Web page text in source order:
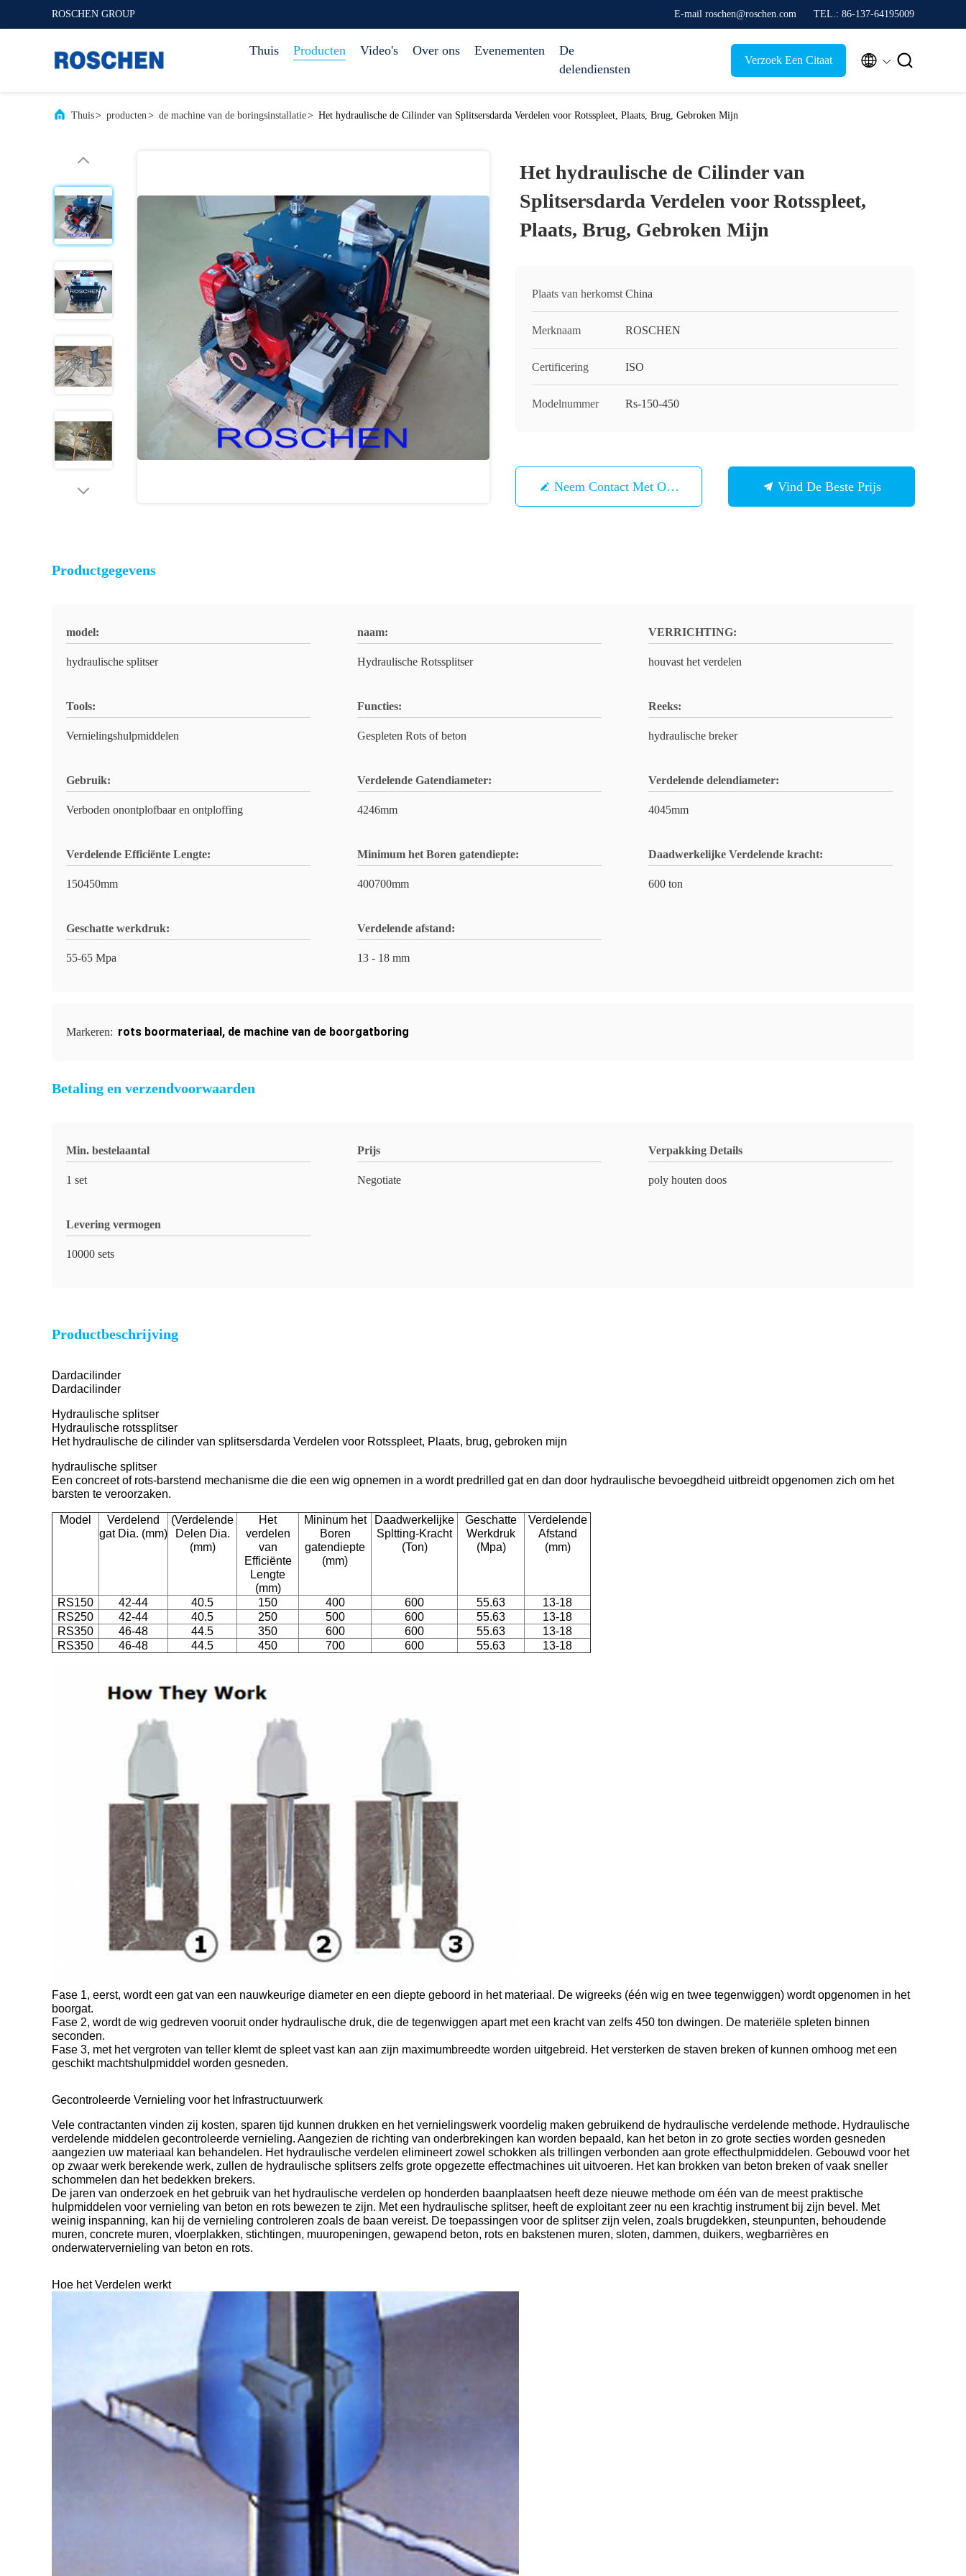
ROSCHEN GROUP E-mail roschen@roschen.com TEL.: 86-137-64195009
Thuis Producten Video's Over ons Evenementen
De
delendiensten
Verzoek Een Citaat  
Thuis> producten> de machine van de boringsinstallatie> Het hydraulische de Cilinder van Splitsersdarda Verdelen voor Rotsspleet, Plaats, Brug, Gebroken Mijn
Het hydraulische de Cilinder van
Splitsersdarda Verdelen voor Rotsspleet,
Plaats, Brug, Gebroken Mijn
Plaats van herkomst China
Merknaam ROSCHEN
Certificering ISO
Modelnummer Rs-150-450
Neem Contact Met Ons Op Vind De Beste Prijs
Productgegevens
model:
hydraulische splitser
naam:
Hydraulische Rotssplitser
VERRICHTING:
houvast het verdelen
Tools:
Vernielingshulpmiddelen
Functies:
Gespleten Rots of beton
Reeks:
hydraulische breker
Gebruik:
Verboden onontplofbaar en ontploffing
Verdelende Gatendiameter:
4246mm
Verdelende delendiameter:
4045mm
Verdelende Efficiënte Lengte:
150450mm
Minimum het Boren gatendiepte:
400700mm
Daadwerkelijke Verdelende kracht:
600 ton
Geschatte werkdruk:
55-65 Mpa
Verdelende afstand:
13 - 18 mm
Markeren: rots boormateriaal, de machine van de boorgatboring
Betaling en verzendvoorwaarden
Min. bestelaantal
1 set
Prijs
Negotiate
Verpakking Details
poly houten doos
Levering vermogen
10000 sets
Productbeschrijving
Dardacilinder
Dardacilinder
Hydraulische splitser
Hydraulische rotssplitser
Het hydraulische de cilinder van splitsersdarda Verdelen voor Rotsspleet, Plaats, brug, gebroken mijn
hydraulische splitser
Een concreet of rots-barstend mechanisme die die een wig opnemen in a wordt predrilled gat en dan door hydraulische bevoegdheid uitbreidt opgenomen zich om het
barsten te veroorzaken.
Model
Verdelend
gat Dia. (mm)
(Verdelende
Delen Dia.
(mm)
Het
verdelen
van
Efficiënte
Lengte
(mm)
Mininum het
Boren
gatendiepte
(mm)
Daadwerkelijke
Spltting-Kracht
(Ton)
Geschatte
Werkdruk
(Mpa)
Verdelende
Afstand
(mm)
RS150 42-44 40.5 150 400 600 55.63
13-18
RS250
42-44 40.5 250 500 600 55.63
13-18
RS350
46-48 44.5 350 600 600 55.63
13-18
RS350
46-48 44.5 450 700 600 55.63 13-18
Fase 1, eerst, wordt een gat van een nauwkeurige diameter en een diepte geboord in het materiaal. De wigreeks (één wig en twee tegenwiggen) wordt opgenomen in het
boorgat.
Fase 2, wordt de wig gedreven vooruit onder hydraulische druk, die de tegenwiggen apart met een kracht van zelfs 450 ton dwingen. De materiële spleten binnen
seconden.
Fase 3, met het vergroten van teller klemt de spleet vast kan aan zijn maximumbreedte worden uitgebreid. Het versterken de staven breken of kunnen omhoog met een
geschikt machtshulpmiddel worden gesneden.
Gecontroleerde Vernieling voor het Infrastructuurwerk
Vele contractanten vinden zij kosten, sparen tijd kunnen drukken en het vernielingswerk voordelig maken gebruikend de hydraulische verdelende methode. Hydraulische
verdelende middelen gecontroleerde vernieling. Aangezien de richting van onderbrekingen kan worden bepaald, kan het beton in zo grote secties worden gesneden
aangezien uw materiaal kan behandelen. Het hydraulische verdelen elimineert zowel schokken als trillingen verbonden aan grote effecthulpmiddelen. Gebouwd voor het
op zwaar werk berekende werk, zullen de hydraulische splitsers zelfs grote opgezette effectmachines uit uitvoeren. Het kan brokken van beton breken of vaak sneller
schommelen dan het bedekken brekers.
De jaren van onderzoek en het gebruik van het hydraulische verdelen op honderden baanplaatsen heeft deze nieuwe methode om één van de meest praktische
hulpmiddelen voor vernieling van beton en rots bewezen te zijn. Met een hydraulische splitser, heeft de exploitant zeer nu een krachtig instrument bij zijn bevel. Met
weinig inspanning, kan hij de vernieling controleren zoals de baan vereist. De toepassingen voor de splitser zijn velen, zoals brugdekken, steunpunten, behoudende
muren, concrete muren, vloerplakken, stichtingen, muuropeningen, gewapend beton, rots en bakstenen muren, sloten, dammen, duikers, wegbarrières en
onderwatervernieling van beton en rots.
Hoe het Verdelen werkt